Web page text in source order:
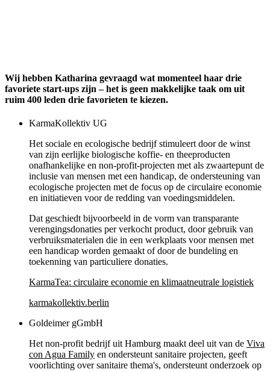
Wij hebben Katharina gevraagd wat momenteel haar drie
favoriete start-ups zijn – het is geen makkelijke taak om uit
ruim 400 leden drie favorieten te kiezen.
KarmaKollektiv UG
Het sociale en ecologische bedrijf stimuleert door de winst
van zijn eerlijke biologische koffie- en theeproducten
onafhankelijke en non-profit-projecten met als zwaartepunt de
inclusie van mensen met een handicap, de ondersteuning van
ecologische projecten met de focus op de circulaire economie
en initiatieven voor de redding van voedingsmiddelen.
Dat geschiedt bijvoorbeeld in de vorm van transparante
verengingsdonaties per verkocht product, door gebruik van
verbruiksmaterialen die in een werkplaats voor mensen met
een handicap worden gemaakt of door de bundeling en
toekenning van particuliere donaties.
KarmaTea: circulaire economie en klimaatneutrale logistiek
karmakollektiv.berlin
Goldeimer gGmbH
Het non-profit bedrijf uit Hamburg maakt deel uit van de Viva
con Agua Family en ondersteunt sanitaire projecten, geeft
voorlichting over sanitaire thema's, ondersteunt onderzoek op